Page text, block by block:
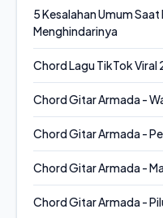
5 Kesalahan Umum
Menghindarinya
Chord Lagu TikTok Viral
Chord Gitar Armada -
Chord Gitar Armada -
Chord Gitar Armada -
Chord Gitar Armada -